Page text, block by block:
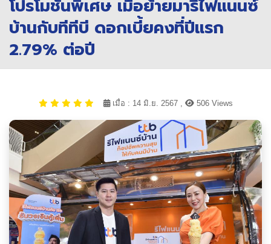
โปรโมชันพิเศษ เมื่อย้ายมารีไฟแนนซ์
บ้านกับทีทีบี ดอกเบี้ยคงที่ปีแรก
2.79% ต่อปี
เมื่อ : 14 มิ.ย. 2567 , 506 Views